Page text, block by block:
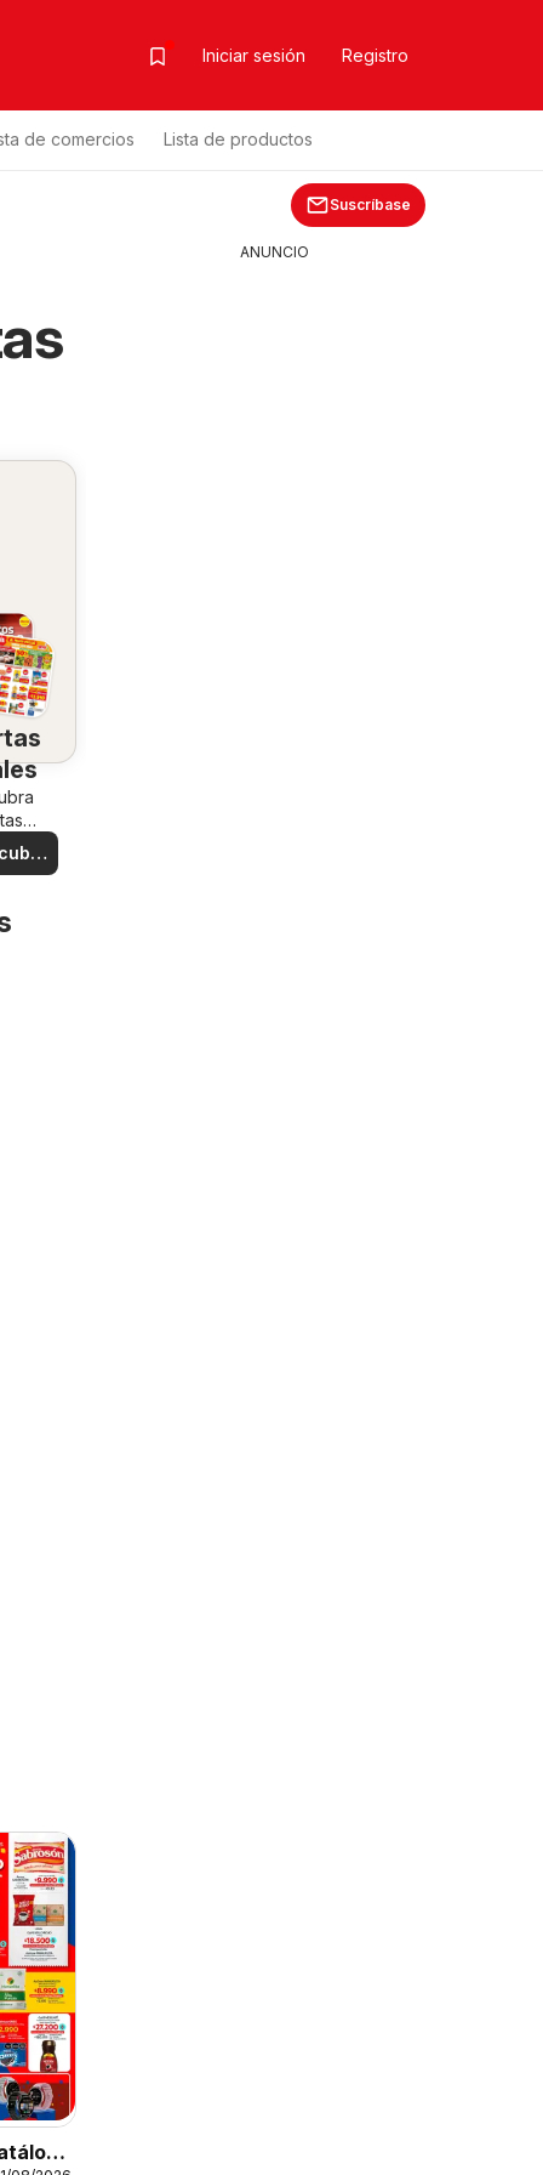
Iniciar sesión Registro
de comercios Lista de productos
Suscríbase
ANUNCIO